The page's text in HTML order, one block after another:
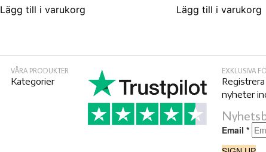
Lägg till i varukorg Lägg till i varukorg
VÅRA PRODUKTER
Kategorier
EXKLUSIVA
nyheter